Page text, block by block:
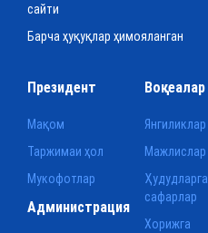
сайти
Барча ҳуқуқлар ҳимояланган
Президент
Мақом
Таржимаи ҳол
Мукофотлар
Воқеалар
Янгиликлар
Мажлислар
Ҳудудларга
сафарлар
Хорижга
Администрация